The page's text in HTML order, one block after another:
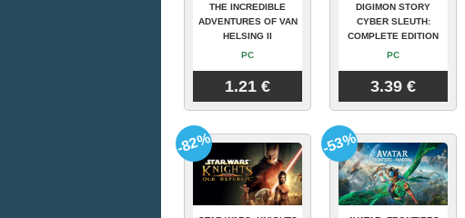
THE INCREDIBLE
ADVENTURES OF VAN
HELSING II
PC
1.21 €
DIGIMON STORY
CYBER SLEUTH:
COMPLETE EDITION
PC
3.39 €
-82% -53%